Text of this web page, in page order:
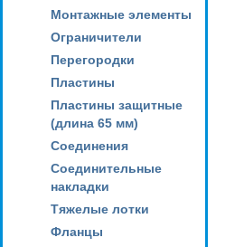
Монтажные элементы
Ограничители
Перегородки
Пластины
Пластины защитные
(длина 65 мм)
Соединения
Соединительные
накладки
Тяжелые лотки
Фланцы